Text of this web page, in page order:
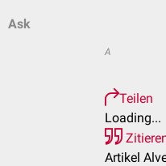
Ask
A
Teilen
Loading...
Artikel